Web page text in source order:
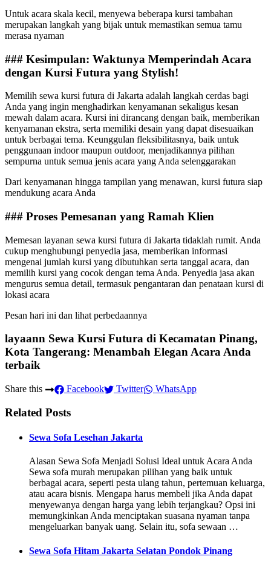
Untuk acara skala kecil, menyewa beberapa kursi tambahan
merupakan langkah yang bijak untuk memastikan semua tamu
merasa nyaman
### Kesimpulan: Waktunya Memperindah Acara
dengan Kursi Futura yang Stylish!
Memilih sewa kursi futura di Jakarta adalah langkah cerdas bagi
Anda yang ingin menghadirkan kenyamanan sekaligus kesan
mewah dalam acara. Kursi ini dirancang dengan baik, memberikan
kenyamanan ekstra, serta memiliki desain yang dapat disesuaikan
untuk berbagai tema. Keunggulan fleksibilitasnya, baik untuk
penggunaan indoor maupun outdoor, menjadikannya pilihan
sempurna untuk semua jenis acara yang Anda selenggarakan
Dari kenyamanan hingga tampilan yang menawan, kursi futura siap
mendukung acara Anda
### Proses Pemesanan yang Ramah Klien
Memesan layanan sewa kursi futura di Jakarta tidaklah rumit. Anda
cukup menghubungi penyedia jasa, memberikan informasi
mengenai jumlah kursi yang dibutuhkan serta tanggal acara, dan
memilih kursi yang cocok dengan tema Anda. Penyedia jasa akan
mengurus semua detail, termasuk pengantaran dan penataan kursi di
lokasi acara
Pesan hari ini dan lihat perbedaannya
layaann Sewa Kursi Futura di Kecamatan Pinang,
Kota Tangerang: Menambah Elegan Acara Anda
terbaik
Share this Facebook Twitter WhatsApp
Related Posts
Sewa Sofa Lesehan Jakarta
Alasan Sewa Sofa Menjadi Solusi Ideal untuk Acara Anda
Sewa sofa murah merupakan pilihan yang baik untuk
berbagai acara, seperti pesta ulang tahun, pertemuan keluarga,
atau acara bisnis. Mengapa harus membeli jika Anda dapat
menyewanya dengan harga yang lebih terjangkau? Opsi ini
memungkinkan Anda menciptakan suasana nyaman tanpa
mengeluarkan banyak uang. Selain itu, sofa sewaan …
Sewa Sofa Hitam Jakarta Selatan Pondok Pinang